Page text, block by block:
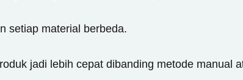
setiap material berbeda.
jadi lebih cepat dibanding metode manual